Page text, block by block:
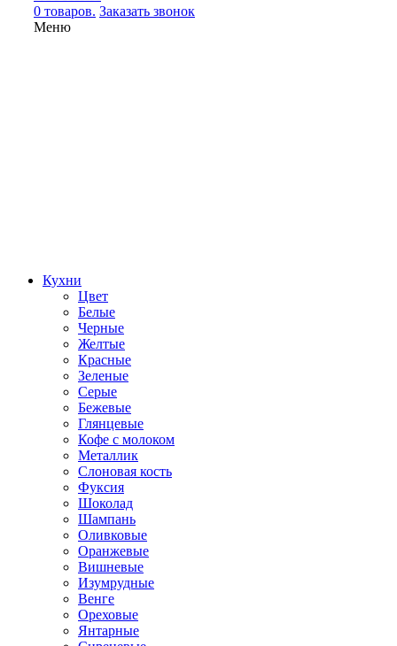
0 товаров. Заказать звонок
Меню
Кухни
Цвет
Белые
Черные
Желтые
Красные
Зеленые
Серые
Бежевые
Глянцевые
Кофе с молоком
Металлик
Слоновая кость
Фуксия
Шоколад
Шампань
Оливковые
Оранжевые
Вишневые
Изумрудные
Венге
Ореховые
Янтарные